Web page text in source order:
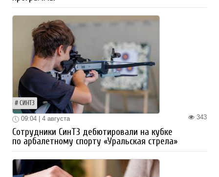
СИНТЗ
343
09:04 | 4 августа
Сотрудники СинТЗ дебютировали на кубке
по арбалетному спорту «Уральская стрела»